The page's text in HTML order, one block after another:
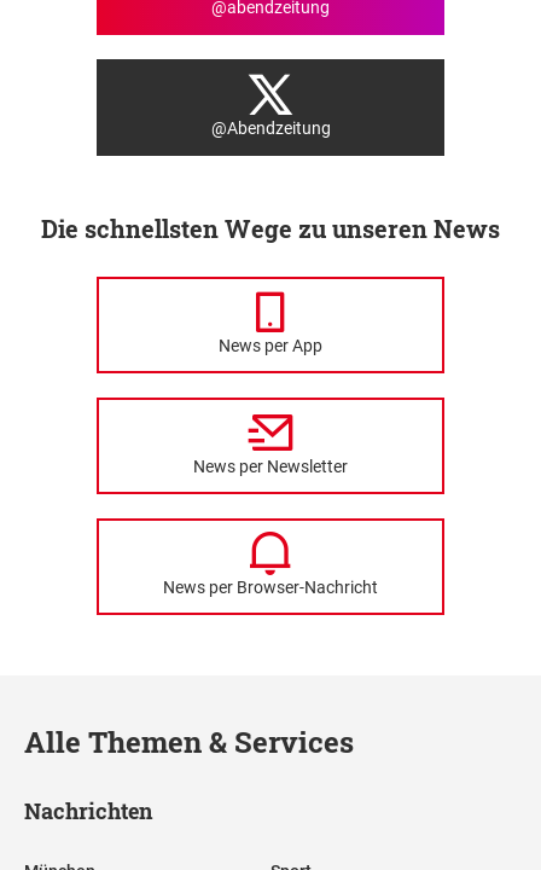
@abendzeitung
@Abendzeitung
Die schnellsten Wege zu unseren News
News per App
News per Newsletter
News per Browser-Nachricht
Alle Themen & Services
Nachrichten